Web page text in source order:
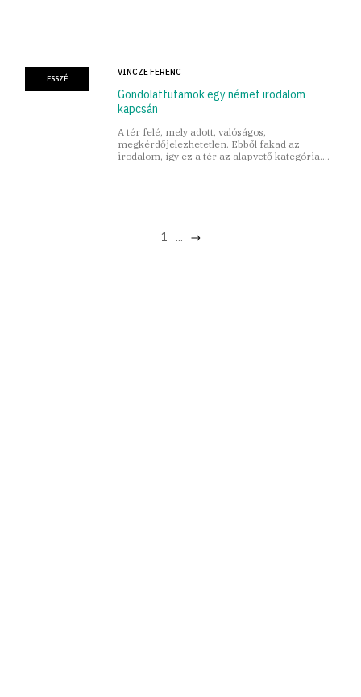
ESSZÉ
VINCZE FERENC
Gondolatfutamok egy német irodalom
kapcsán
A tér felé, mely adott, valóságos,
megkérdőjelezhetetlen. Ebből fakad az
irodalom, így ez a tér az alapvető kategória.
1 ...